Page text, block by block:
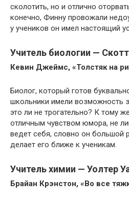
сколотить, но и отлично
конечно, Финну провожали
у учеников он имел настоящий
Учитель биологии —
Кевин Джеймс, «Толстяк на
Биолог, который готов
школьники имели возможность
это ли не трогательно? К тому
отличным чувством юмора, не
ведет себя, словно он большой
делает его ближе к ученикам.
Учитель химии — Уолтер
Брайан Крэнстон, «Во все